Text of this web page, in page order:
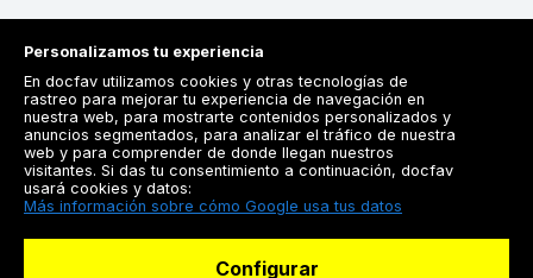
Registrarse
Docfav
Personalizamos tu experiencia
En docfav utilizamos cookies y otras tecnologías de
rastreo para mejorar tu experiencia de navegación en
nuestra web, para mostrarte contenidos personalizados y
anuncios segmentados, para analizar el tráfico de nuestra
web y para comprender de donde llegan nuestros
visitantes. Si das tu consentimiento a continuación, docfav
usará cookies y datos:
Más información sobre cómo Google usa tus datos
Configurar